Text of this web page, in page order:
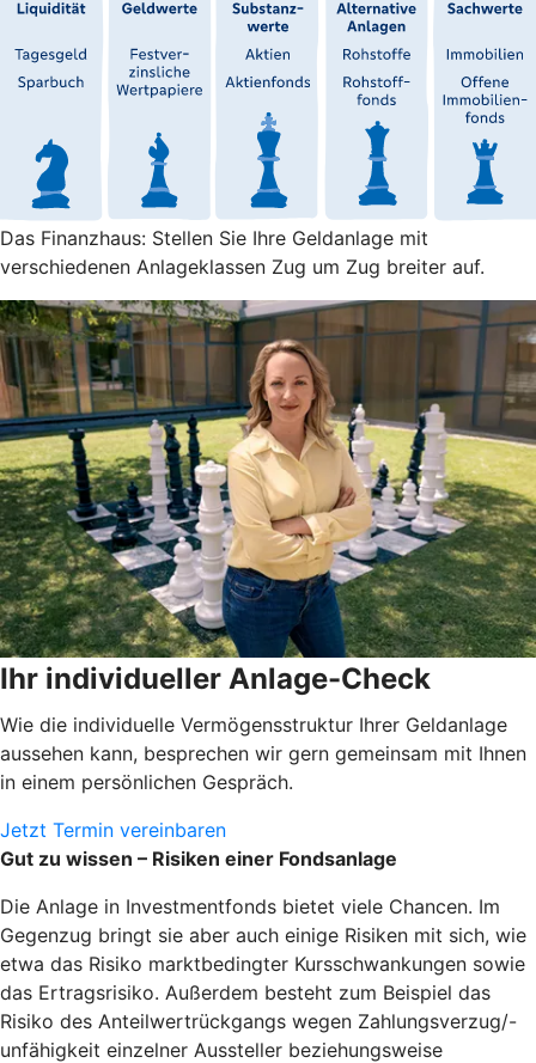
Das Finanzhaus: Stellen Sie Ihre Geldanlage mit
verschiedenen Anlageklassen Zug um Zug breiter auf.
Ihr individueller Anlage-Check
Wie die individuelle Vermögensstruktur Ihrer Geldanlage
aussehen kann, besprechen wir gern gemeinsam mit Ihnen
in einem persönlichen Gespräch.
Jetzt Termin vereinbaren
Gut zu wissen – Risiken einer Fondsanlage
Die Anlage in Investmentfonds bietet viele Chancen. Im
Gegenzug bringt sie aber auch einige Risiken mit sich, wie
etwa das Risiko marktbedingter Kursschwankungen sowie
das Ertragsrisiko. Außerdem besteht zum Beispiel das
Risiko des Anteilwertrückgangs wegen Zahlungsverzug/-
unfähigkeit einzelner Aussteller beziehungsweise